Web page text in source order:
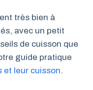
très bien à
avec un petit
de cuisson que
guide pratique
et leur cuisson.